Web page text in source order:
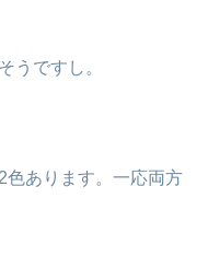
うですし。
色あります。一応両方